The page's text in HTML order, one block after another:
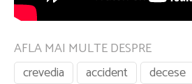
AFLA MAI MULTE DESPRE
crevedia
accident decese